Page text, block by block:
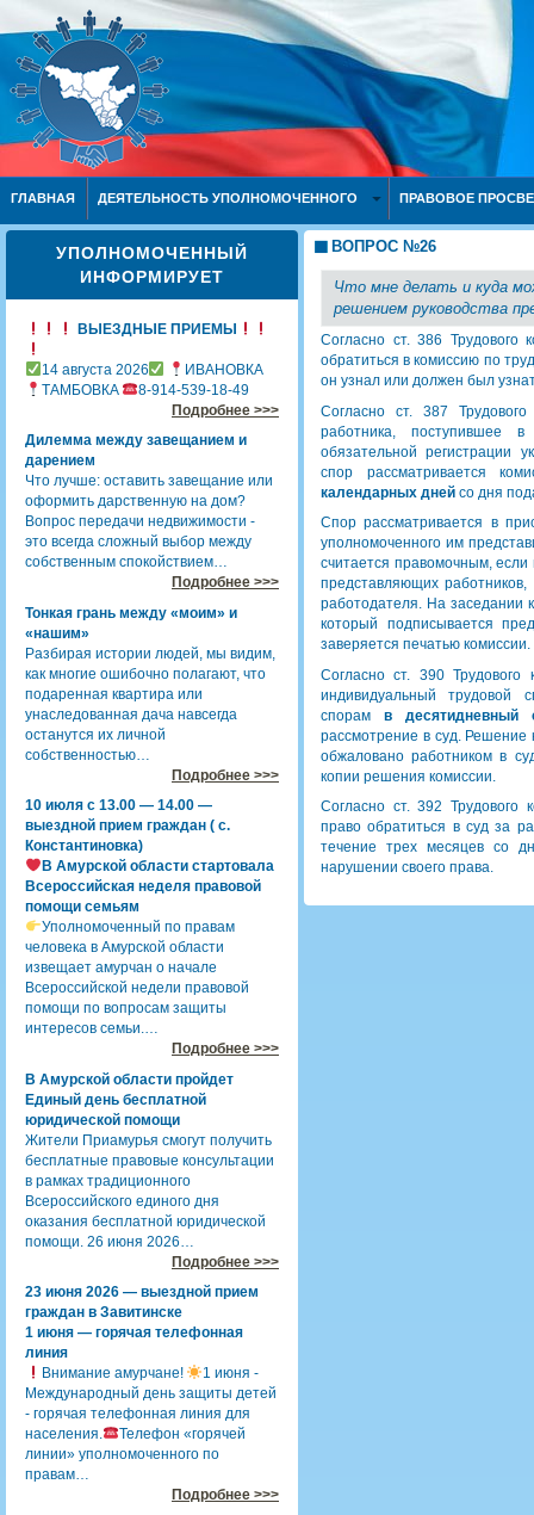
ГЛАВНАЯ ДЕЯТЕЛЬНОСТЬ УПОЛНОМОЧЕННОГО ПРАВОВОЕ
УПОЛНОМОЧЕННЫЙ
ИНФОРМИРУЕТ
ВЫЕЗДНЫЕ ПРИЕМЫ
14 августа 2026
ИВАНОВКА
ТАМБОВКА
8-914-539-18-49
Подробнее >>>
Дилемма между завещанием и
дарением
Что лучше: оставить завещание или
оформить дарственную на дом?
Вопрос передачи недвижимости -
это всегда сложный выбор между
собственным спокойствием…
Подробнее >>>
Тонкая грань между «моим» и
«нашим»
Разбирая истории людей, мы видим,
как многие ошибочно полагают, что
подаренная квартира или
унаследованная дача навсегда
останутся их личной
собственностью…
Подробнее >>>
10 июля с 13.00 — 14.00 —
выездной прием граждан ( с.
Константиновка)
В Амурской области стартовала
Всероссийская неделя правовой
помощи семьям
Уполномоченный по правам
человека в Амурской области
извещает амурчан о начале
Всероссийской недели правовой
помощи по вопросам защиты
интересов семьи.…
Подробнее >>>
В Амурской области пройдет
Единый день бесплатной
юридической помощи
Жители Приамурья смогут получить
бесплатные правовые консультации
в рамках традиционного
Всероссийского единого дня
оказания бесплатной юридической
помощи. 26 июня 2026…
Подробнее >>>
23 июня 2026 — выездной прием
граждан в Завитинске
1 июня — горячая телефонная
линия
Внимание амурчане!
1 июня -
Международный день защиты детей
- горячая телефонная линия для
населения.
Телефон «горячей
линии» уполномоченного по
правам…
Подробнее >>>
ВОПРОС №26
Что мне делать и куда
решением руководства
Согласно ст. 386 Трудового
обратиться в комиссию по
он узнал или должен был
Согласно ст. 387
работника, поступившее
обязательной регистрации
спор рассматривается
календарных дней со дня
Спор рассматривается в
уполномоченного им
считается правомочным,
представляющих
работодателя. На заседании
который подписывается
заверяется печатью комиссии.
Согласно ст. 390 Трудового
индивидуальный трудовой
спорам
в десятидневный
рассмотрение в суд.
обжаловано работником в
копии решения комиссии.
Согласно ст. 392 Трудового
право обратиться в суд за
течение трех месяцев со
нарушении своего права.